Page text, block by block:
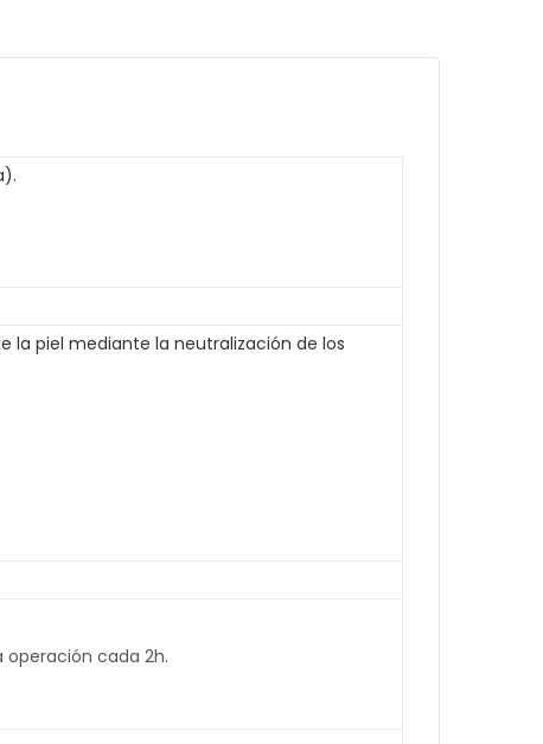
la piel mediante la neutralización de los
operación cada 2h.